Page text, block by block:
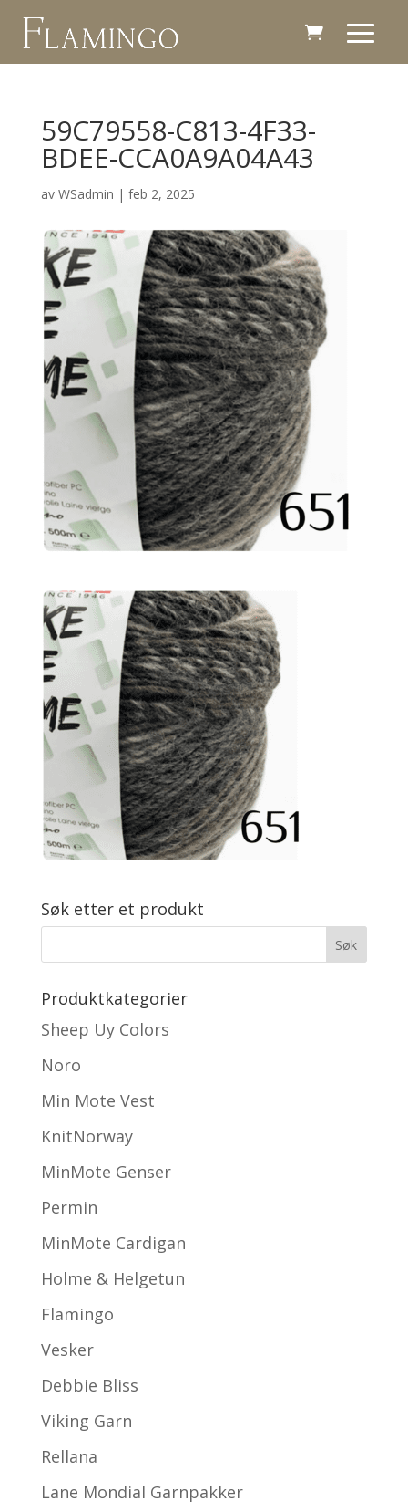
59C79558-C813-4F33-
BDEE-CCA0A9A04A43
av WSadmin | feb 2, 2025
Søk etter et produkt
Produktkategorier
Sheep Uy Colors
Noro
Min Mote Vest
KnitNorway
MinMote Genser
Permin
MinMote Cardigan
Holme & Helgetun
Flamingo
Vesker
Debbie Bliss
Viking Garn
Rellana
Lane Mondial Garnpakker